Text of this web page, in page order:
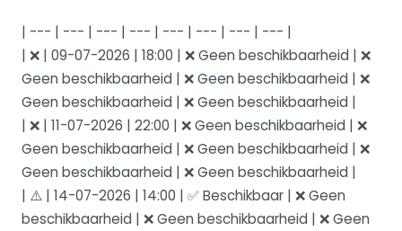
| --- | --- | --- | --- | --- | --- | --- | --- |
| ❌ | 09-07-2026 | 18:00 | ❌ Geen beschikbaarheid | ❌
Geen beschikbaarheid | ❌ Geen beschikbaarheid | ❌
Geen beschikbaarheid | ❌ Geen beschikbaarheid |
| ❌ | 11-07-2026 | 22:00 | ❌ Geen beschikbaarheid | ❌
Geen beschikbaarheid | ❌ Geen beschikbaarheid | ❌
Geen beschikbaarheid | ❌ Geen beschikbaarheid |
| ⚠️ | 14-07-2026 | 14:00 | ✅ Beschikbaar | ❌ Geen
beschikbaarheid | ❌ Geen beschikbaarheid | ❌ Geen